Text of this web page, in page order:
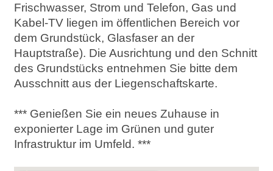
Frischwasser, Strom und Telefon, Gas und
Kabel-TV liegen im öffentlichen Bereich vor
dem Grundstück, Glasfaser an der
Hauptstraße). Die Ausrichtung und den Schnitt
des Grundstücks entnehmen Sie bitte dem
Ausschnitt aus der Liegenschaftskarte.
*** Genießen Sie ein neues Zuhause in
exponierter Lage im Grünen und guter
Infrastruktur im Umfeld. ***